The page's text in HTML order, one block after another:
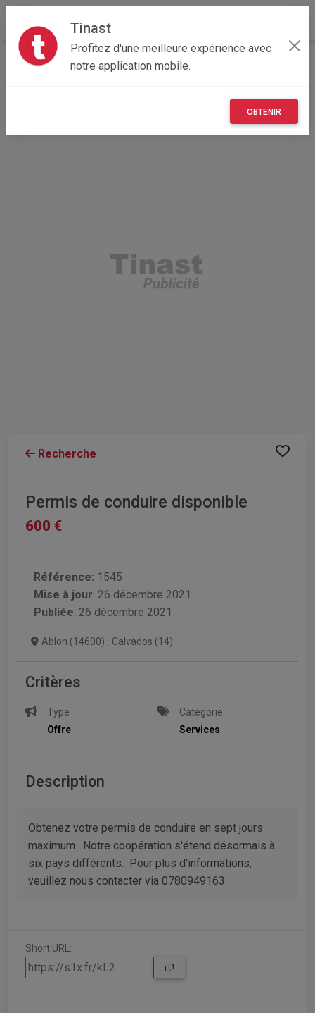
Tinast
Profitez d'une meilleure expérience avec
notre application mobile.
OBTENIR
Accueil Emploi, affaires et services
Recherche
Permis de conduire disponible
600 €
Référence: 1545
Mise à jour: 26 décembre 2021
Publiée: 26 décembre 2021
Ablon (14600) , Calvados (14)
Critères
Type
Offre
Catégorie
Services
Description
Obtenez votre permis de conduire en sept jours
maximum. Notre coopération s'étend désormais à
six pays différents. Pour plus d'informations,
veuillez nous contacter via 0780949163
Short URL: